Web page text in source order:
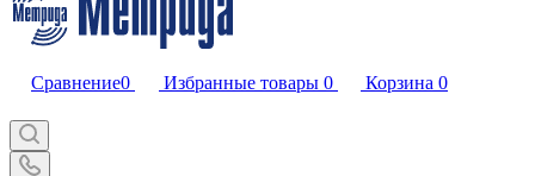
Сравнение0 Избранные товары 0 Корзина 0